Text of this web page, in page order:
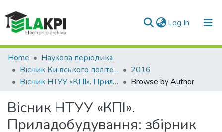
Log In (current)
Communities & Collections
All of DSpace
Home
Наукова періодика
Вісник Київського політехнічного інституту. Серія Приладобудування
2016
Вісник НТУУ «КПІ». Приладобудування: збірник наукових праць, Вип. 51(1)
Browse by Author
Вісник НТУУ «КПІ».
Приладобудування: збірник